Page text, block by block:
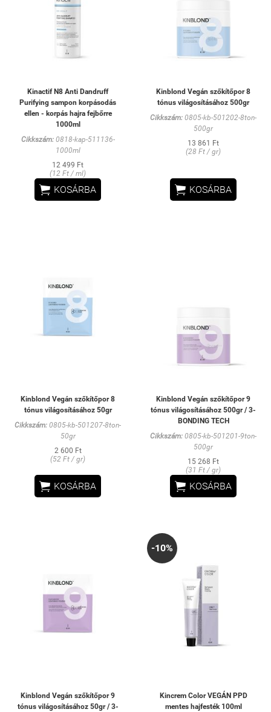
Kinactif N8 Anti Dandruff
Purifying sampon korpásodás
ellen - korpás hajra fejbőrre
1000ml
Cikkszám:0818-kap-511136-
1000ml
12 499 Ft
(12 Ft / ml)
 KOSÁRBA
Kinblond Vegán szőkítőpor 8
tónus világosításához 500gr
Cikkszám: 0805-kb-501202-8ton-
500gr
13 861 Ft
(28 Ft / gr)
 KOSÁRBA
Kinblond Vegán szőkítőpor 8
tónus világosításához 50gr
Cikkszám: 0805-kb-501207-8ton-
50gr
2 600 Ft
(52 Ft / gr)
 KOSÁRBA
Kinblond Vegán szőkítőpor 9
tónus világosításához 500gr / 3-
BONDING TECH
Cikkszám: 0805-kb-501201-9ton-
500gr
15 268 Ft
(31 Ft / gr)
 KOSÁRBA
Kinblond Vegán szőkítőpor 9
tónus világosításához 50gr / 3-
-10%
Kincrem Color VEGÁN PPD
mentes hajfesték 100ml